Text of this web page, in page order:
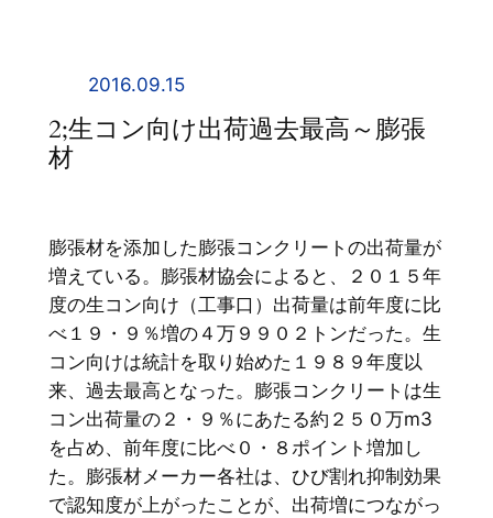
2016.09.15
2;生コン向け出荷過去最高～膨張
材
膨張材を添加した膨張コンクリートの出荷量が
増えている。膨張材協会によると、２０１５年
度の生コン向け（工事口）出荷量は前年度に比
べ１９・９％増の４万９９０２トンだった。生
コン向けは統計を取り始めた１９８９年度以
来、過去最高となった。膨張コンクリートは生
コン出荷量の２・９％にあたる約２５０万m3
を占め、前年度に比べ０・８ポイント増加し
た。膨張材メーカー各社は、ひび割れ抑制効果
で認知度が上がったことが、出荷増につながっ